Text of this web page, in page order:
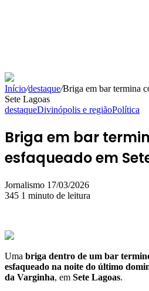
Início/destaque/Briga em bar termina
Sete Lagoas
destaqueDivinópolis e regiãoPolítica
Briga em bar
esfaqueado em
Jornalismo Mande
um
17/03/2026
345 1 minuto de leitura
Uma briga dentro de um bar
esfaqueado na noite do último
da Varginha, em Sete Lagoas.